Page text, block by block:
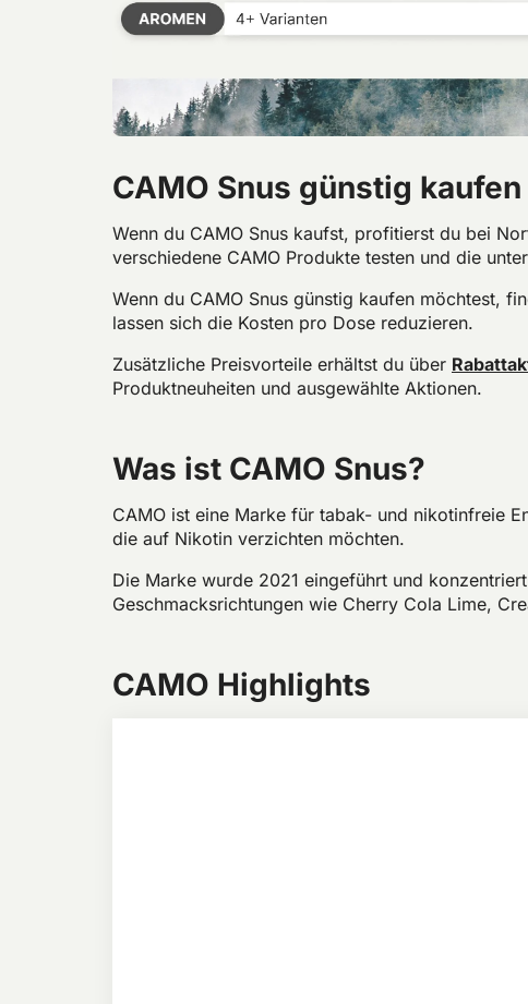
CAMO Snus günstig kaufen
Wenn du CAMO Snus kaufst, profitierst du bei
verschiedene CAMO Produkte testen und die
Wenn du CAMO Snus günstig kaufen möchtest,
lassen sich die Kosten pro Dose reduzieren.
Zusätzliche Preisvorteile erhältst du über
Produktneuheiten und ausgewählte Aktionen.
Was ist CAMO Snus?
CAMO ist eine Marke für tabak- und nikotinfreie
die auf Nikotin verzichten möchten.
Die Marke wurde 2021 eingeführt und
Geschmacksrichtungen wie Cherry Cola Lime,
CAMO Highlights